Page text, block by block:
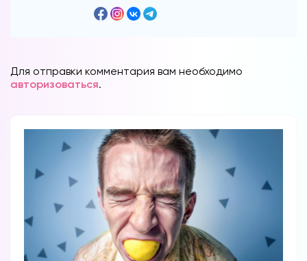
Для отправки комментария вам необходимо
авторизоваться.